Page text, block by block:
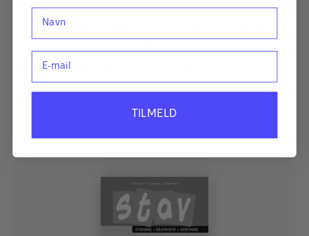
Poul Erik Jensen
STAV 3 - Elevens bog * PAKKET A 5 STK. *
STAV 3 – Fra staveregler til kreativ skriftlighed
TILMELD